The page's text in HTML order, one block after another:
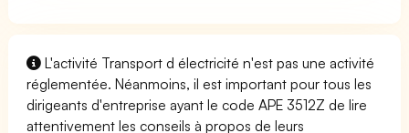
L'activité Transport d électricité n'est pas une activité
réglementée. Néanmoins, il est important pour tous les
dirigeants d'entreprise ayant le code APE 3512Z de lire
attentivement les conseils à propos de leurs